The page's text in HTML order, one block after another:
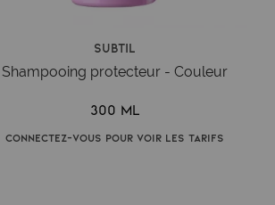
Subtil
Shampooing protecteur - Couleur
300 ml
Connectez-vous pour voir les tarifs